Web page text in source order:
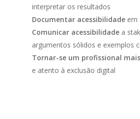
interpretar os resultados
Documentar acessibilidadeem
Comunicar acessibilidadea
argumentos sólidos e exemplos
Tornar-se um profissional
e atento à exclusão digital